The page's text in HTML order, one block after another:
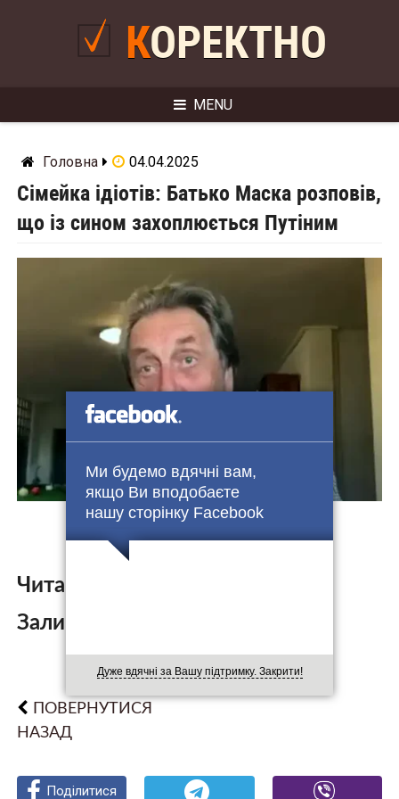
Ми будемо вдячні вам,
якщо Ви вподобаєте
нашу сторінку Facebook
Дуже вдячні за Вашу підтримку. Закрити!
КОРЕКТНО
MENU
Головна 04.04.2025
Сімейка ідіотів: Батько Маска розповів,
що із сином захоплюється Путіним
Читайте також:
Залишити коментар:
ПОВЕРНУТИСЯ
НАЗАД
Поділитися